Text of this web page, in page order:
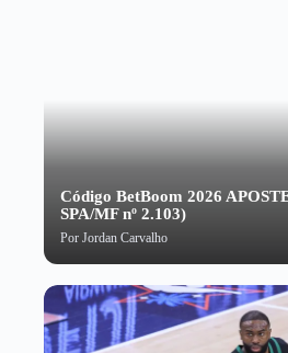
Código BetBoom 2026
SPA/MF nº 2.103)
Por Jordan Carvalho